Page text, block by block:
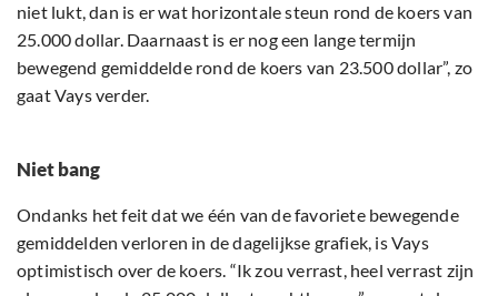
niet lukt, dan is er wat horizontale steun rond de koers van
25.000 dollar. Daarnaast is er nog een lange termijn
bewegend gemiddelde rond de koers van 23.500 dollar”, zo
gaat Vays verder.
Niet bang
Ondanks het feit dat we één van de favoriete bewegende
gemiddelden verloren in de dagelijkse grafiek, is Vays
optimistisch over de koers. “Ik zou verrast, heel verrast zijn